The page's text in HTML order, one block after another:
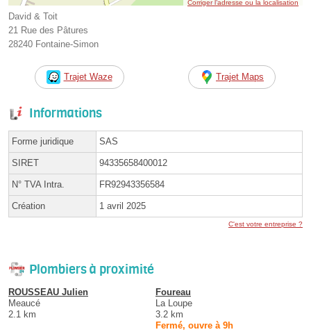
Corriger l’adresse ou la localisation
David & Toit
21 Rue des Pâtures
28240 Fontaine-Simon
Trajet Waze Trajet Maps
Informations
Forme juridique SAS
SIRET 94335658400012
N° TVA Intra. FR92943356584
Création 1 avril 2025
C'est votre entreprise ?
Plombiers à proximité
ROUSSEAU Julien
Meaucé
2.1 km
Foureau
La Loupe
3.2 km
Fermé, ouvre à 9h